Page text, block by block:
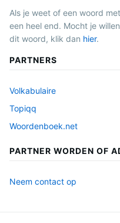
Als je weet of een woord
een heel end. Mocht je
dit woord, klik dan hier.
PARTNERS
Volkabulaire
Topiqq
Woordenboek.net
PARTNER WORDEN OF
Neem contact op